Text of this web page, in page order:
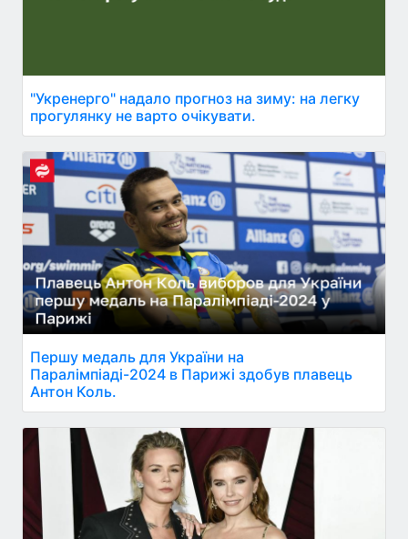
"Укренерго" надало прогноз на зиму: на легку
прогулянку не варто очікувати.
Першу медаль для України на
Паралімпіаді-2024 в Парижі здобув плавець
Антон Коль.